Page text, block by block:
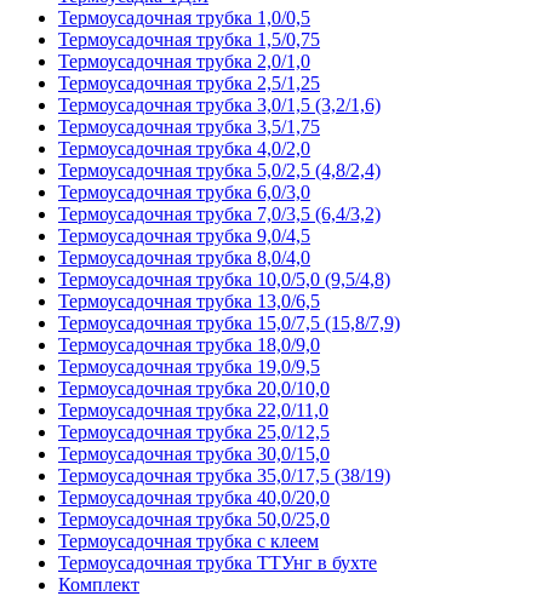
Термоусадочная трубка 1,0/0,5
Термоусадочная трубка 1,5/0,75
Термоусадочная трубка 2,0/1,0
Термоусадочная трубка 2,5/1,25
Термоусадочная трубка 3,0/1,5 (3,2/1,6)
Термоусадочная трубка 3,5/1,75
Термоусадочная трубка 4,0/2,0
Термоусадочная трубка 5,0/2,5 (4,8/2,4)
Термоусадочная трубка 6,0/3,0
Термоусадочная трубка 7,0/3,5 (6,4/3,2)
Термоусадочная трубка 9,0/4,5
Термоусадочная трубка 8,0/4,0
Термоусадочная трубка 10,0/5,0 (9,5/4,8)
Термоусадочная трубка 13,0/6,5
Термоусадочная трубка 15,0/7,5 (15,8/7,9)
Термоусадочная трубка 18,0/9,0
Термоусадочная трубка 19,0/9,5
Термоусадочная трубка 20,0/10,0
Термоусадочная трубка 22,0/11,0
Термоусадочная трубка 25,0/12,5
Термоусадочная трубка 30,0/15,0
Термоусадочная трубка 35,0/17,5 (38/19)
Термоусадочная трубка 40,0/20,0
Термоусадочная трубка 50,0/25,0
Термоусадочная трубка с клеем
Термоусадочная трубка ТТУнг в бухте
Комплект